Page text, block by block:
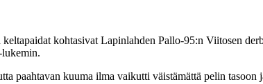
kohtasivat Lapinlahden Pallo-95:n Viitosen
paahtavan kuuma ilma vaikutti väistämättä pelin tasoon